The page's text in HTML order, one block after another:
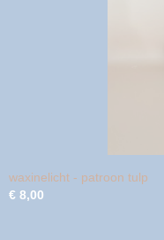
waxinelicht - patroon tulp
€ 8,00